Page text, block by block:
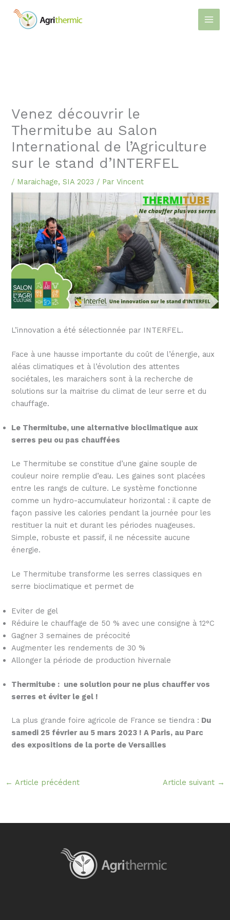
contenu
Venez découvrir le
Thermitube au Salon
International de l’Agriculture
sur le stand d’INTERFEL
/ Maraichage,SIA 2023 / ParVincent
L’innovation a été sélectionnée par INTERFEL.
Face à une hausse importante du coût de l’énergie, aux
aléas climatiques et à l’évolution des attentes
sociétales, les maraichers sont à la recherche de
solutions sur la maitrise du climat de leur serre et du
chauffage.
Le Thermitube, une alternative bioclimatique aux
serres peu ou pas chauffées
Le Thermitube se constitue d’une gaine souple de
couleur noire remplie d’eau. Les gaines sont placées
entre les rangs de culture. Le système fonctionne
comme un hydro-accumulateur horizontal : il capte de
façon passive les calories pendant la journée pour les
restituer la nuit et durant les périodes nuageuses.
Simple, robuste et passif, il ne nécessite aucune
énergie.
Le Thermitube transforme les serres classiques en
serre bioclimatique et permet de
Eviter de gel
Réduire le chauffage de 50 % avec une consigne à 12°C
Gagner 3 semaines de précocité
Augmenter les rendements de 30 %
Allonger la période de production hivernale
Thermitube : une solution pour ne plus chauffer vos
serres et éviter le gel !
La plus grande foire agricole de France se tiendra : Du
samedi 25 février au 5 mars 2023 ! A Paris, au Parc
des expositions de la porte de Versailles
← Article précédent Article suivant →